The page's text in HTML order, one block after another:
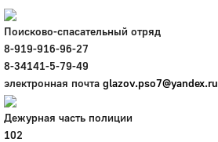
Поисково-спасательный отряд
8-919-916-96-27
8-34141-5-79-49
электронная почта glazov.pso7@yandex.ru
Дежурная часть полиции
102